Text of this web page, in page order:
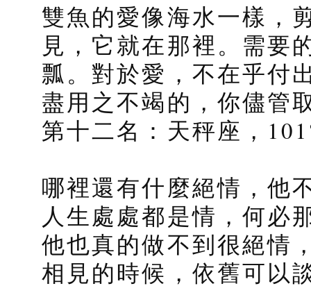
雙魚的愛像海水一樣，
見，它就在那裡。需要
瓢。對於愛，不在乎付
盡用之不竭的，你儘管
第十二名：天秤座，
哪裡還有什麼絕情，他
人生處處都是情，何必
他也真的做不到很絕情
相見的時候，依舊可以